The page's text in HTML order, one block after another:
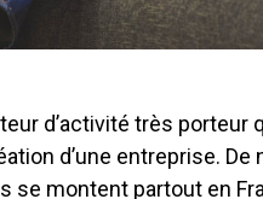
d’activité très
d’une entreprise.
se montent partout en